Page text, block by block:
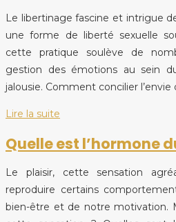
Le libertinage fascine et intrigue
une forme de liberté sexuelle
cette pratique soulève de
gestion des émotions au sein
jalousie. Comment concilier l’envie
Lire la suite
Quelle est l’hormone
Le plaisir, cette sensation
reproduire certains
bien-être et de notre motivation.